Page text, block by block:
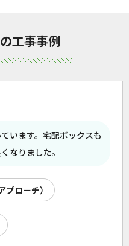
工事事例
います。宅配ボックスも
なりました。
ローチ）